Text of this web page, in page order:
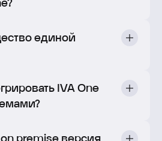
единой
IVA One
premise версия